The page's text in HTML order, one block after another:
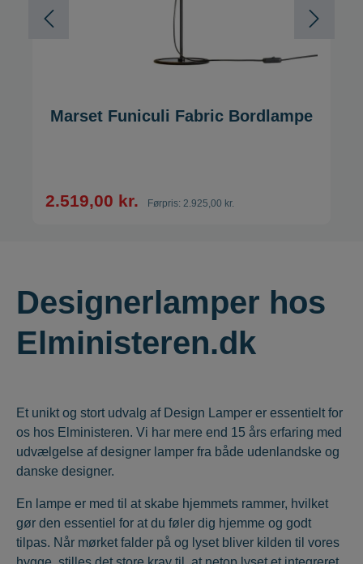
Marset Funiculi Fabric Bordlampe
2.519,00 kr. Førpris: 2.925,00 kr.
Designerlamper hos
Elministeren.dk
Et unikt og stort udvalg af Design Lamper er essentielt for
os hos Elministeren. Vi har mere end 15 års erfaring med
udvælgelse af designer lamper fra både udenlandske og
danske designer.
En lampe er med til at skabe hjemmets rammer, hvilket
gør den essentiel for at du føler dig hjemme og godt
tilpas. Når mørket falder på og lyset bliver kilden til vores